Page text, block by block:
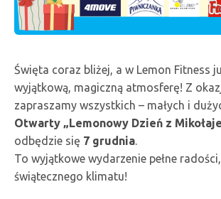
Święta coraz bliżej, a w Lemon Fitness
wyjątkową, magiczną atmosferę! Z
zapraszamy wszystkich – małych i
Otwarty „Lemonowy Dzień z
odbędzie się 7 grudnia.
To wyjątkowe wydarzenie pełne
świątecznego klimatu!